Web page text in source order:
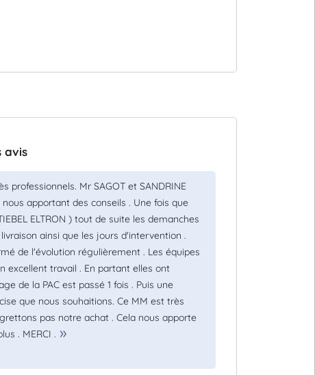
avis
professionnels. Mr SAGOT et SANDRINE
apportant des conseils . Une fois que
ELTRON ) tout de suite les demanches
ainsi que les jours d'intervention .
de l'évolution régulièrement . Les équipes
excellent travail . En partant elles ont
de la PAC est passé 1 fois . Puis une
que nous souhaitions. Ce MM est très
pas notre achat . Cela nous apporte
. MERCI .